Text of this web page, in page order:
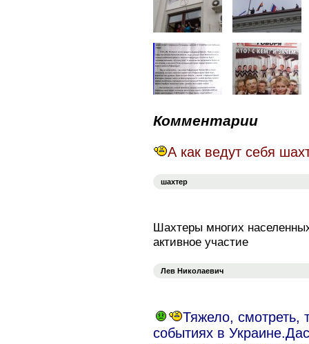
Комментарии
А как ведут себя
шахтер
Шахтеры многих
активное участие
Лев Николаевич
Тяжело, смотреть,
событиях в